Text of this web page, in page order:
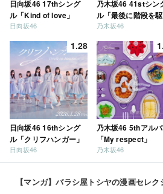
日向坂46 17thシング
ル「Kind of love」
日向坂46
乃木坂46 41stシン
ル「最後に階段を
上がったのはいつ
乃木坂46
1.28
日向坂46 16thシング
ル「クリフハンガー」
日向坂46
乃木坂46 5thアル
「My respect」
乃木坂46
【マンガ】バラシ屋トシヤの漫画セレク